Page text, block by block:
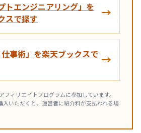
トエンジニアリング」を
スで探す
→
仕事術」を楽天ブックスで →
ィリエイトプログラムに参加しています。
入いただくと、運営者に紹介料が支払われる場